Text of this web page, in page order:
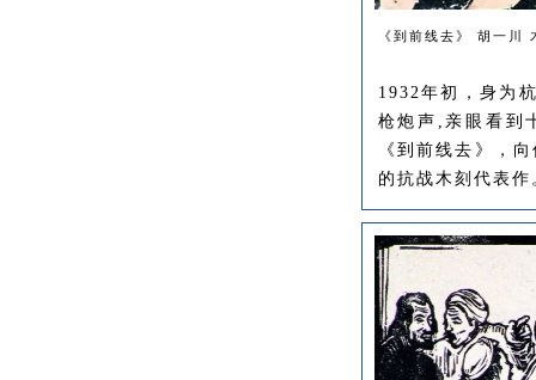
《到前线去》 胡一川
1932年初，身为
枪炮声,亲眼看到
《到前线去》，
的抗战木刻代表作